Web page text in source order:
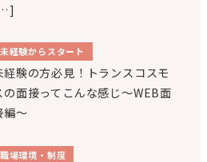
未経験からスタート
経験の方必見！トランスコスモ
の面接ってこんな感じ～WEB面
編～
職場環境・制度